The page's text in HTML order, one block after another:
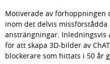
Motiverade av
inom det delvis missförstådda
ansträngningar. Inledningsvis
för att skapa 3D-bilder av
blockerare som hittats i 50 år